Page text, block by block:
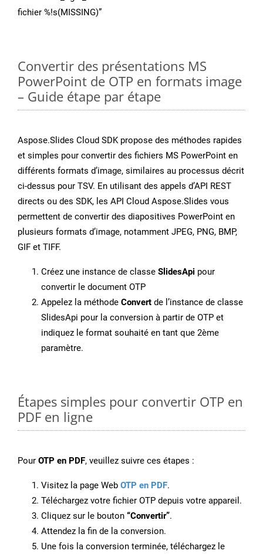
fichier %!s(MISSING)”
Convertir des présentations MS
PowerPoint de OTP en formats image
– Guide étape par étape
Aspose.Slides Cloud SDK propose des méthodes rapides
et simples pour convertir des fichiers MS PowerPoint en
différents formats d’image, similaires au processus décrit
ci-dessus pour TSV. En utilisant des appels d’API REST
directs ou des SDK, les API Cloud Aspose.Slides vous
permettent de convertir des diapositives PowerPoint en
plusieurs formats d’image, notamment JPEG, PNG, BMP,
GIF et TIFF.
Créez une instance de classe SlidesApi pour
convertir le document OTP
Appelez la méthode Convert de l’instance de classe
SlidesApi pour la conversion à partir de OTP et
indiquez le format souhaité en tant que 2ème
paramètre.
Étapes simples pour convertir OTP en
PDF en ligne
Pour OTP en PDF, veuillez suivre ces étapes :
Visitez la page Web OTP en PDF.
Téléchargez votre fichier OTP depuis votre appareil.
Cliquez sur le bouton “Convertir”.
Attendez la fin de la conversion.
Une fois la conversion terminée, téléchargez le